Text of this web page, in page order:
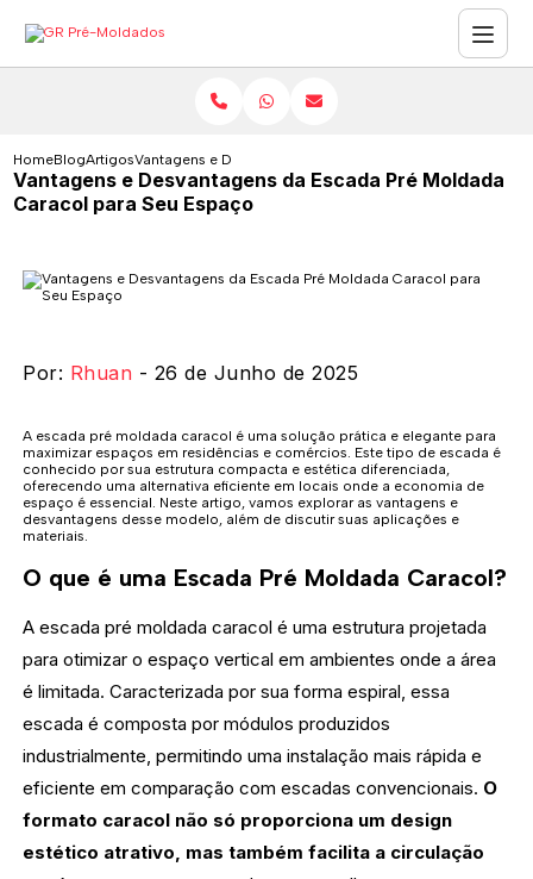
HomeBlogArtigosVantagens e Desvantagens da Escada Pré Moldada
Vantagens e Desvantagens da Escada Pré Moldada
Caracol para Seu Espaço
Por: Rhuan - 26 de Junho de 2025
A escada pré moldada caracol é uma solução prática e elegante para
maximizar espaços em residências e comércios. Este tipo de escada é
conhecido por sua estrutura compacta e estética diferenciada,
oferecendo uma alternativa eficiente em locais onde a economia de
espaço é essencial. Neste artigo, vamos explorar as vantagens e
desvantagens desse modelo, além de discutir suas aplicações e
materiais.
O que é uma Escada Pré Moldada Caracol?
A escada pré moldada caracol é uma estrutura projetada
para otimizar o espaço vertical em ambientes onde a área
é limitada. Caracterizada por sua forma espiral, essa
escada é composta por módulos produzidos
industrialmente, permitindo uma instalação mais rápida e
eficiente em comparação com escadas convencionais. O
formato caracol não só proporciona um design
estético atrativo, mas também facilita a circulação